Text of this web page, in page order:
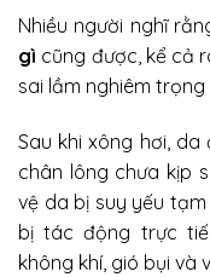
Nhiều người nghĩ
gì cũng được, kể cả
sai lầm nghiêm
Sau khi xông hơi,
chân lông chưa kịp
vệ da bị suy yếu
bị tác động trực
không khí, gió bụi và